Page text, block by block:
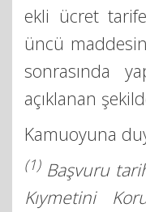
ekli ücret
üncü
sonrasında
açıklanan
Kamuoyuna
(1)Başvuru
Kıymetini